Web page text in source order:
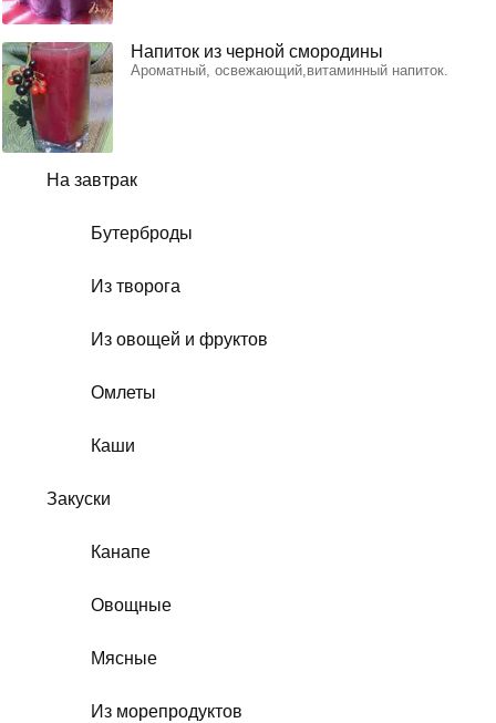
На завтрак
Бутерброды
Из творога
Из овощей и фруктов
Омлеты
Каши
Закуски
Канапе
Овощные
Мясные
Из морепродуктов
Напиток из черной смородины
Ароматный, освежающий,витаминный напиток.